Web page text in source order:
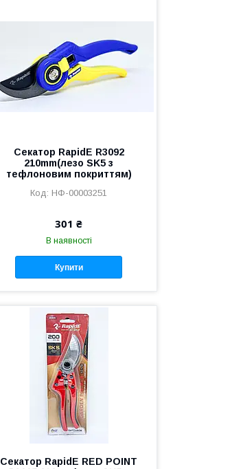
Секатор RapidE R3092
210mm(лезо SK5 з
тефлоновим покриттям)
НФ-00003251
301 ₴
В наявності
Купити
Секатор RapidE RED POINT